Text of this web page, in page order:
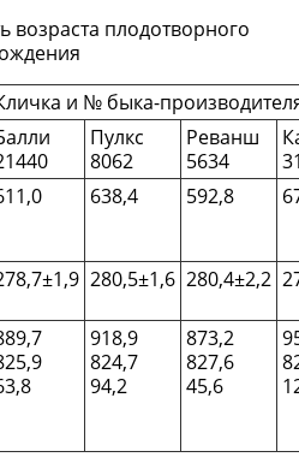
возраста плодотворного
и № быка-
Пулкс
8062
Реванш
5634
638,4 592,8
280,5±1,6 280,4±2,2
918,9
824,7
94,2
873,2
827,6
45,6